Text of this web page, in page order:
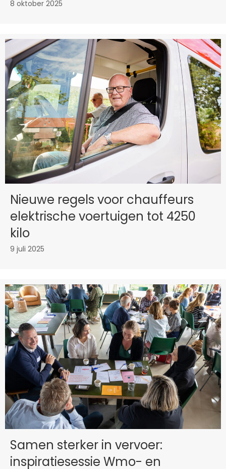
8 oktober 2025
Nieuwe regels voor chauffeurs
elektrische voertuigen tot 4250
kilo
9 juli 2025
Samen sterker in vervoer:
inspiratiesessie Wmo- en